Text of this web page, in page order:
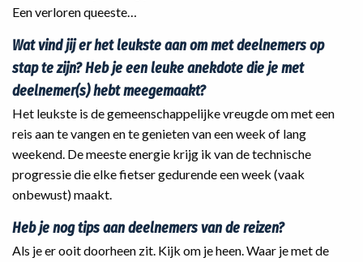
Een verloren queeste…
Wat vind jij er het leukste aan om met deelnemers op
stap te zijn? Heb je een leuke anekdote die je met
deelnemer(s) hebt meegemaakt?
Het leukste is de gemeenschappelijke vreugde om met een
reis aan te vangen en te genieten van een week of lang
weekend. De meeste energie krijg ik van de technische
progressie die elke fietser gedurende een week (vaak
onbewust) maakt.
Heb je nog tips aan deelnemers van de reizen?
Als je er ooit doorheen zit. Kijk om je heen. Waar je met de